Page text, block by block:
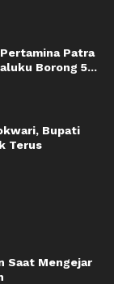
Patra
Borong 5...
Bupati
Terus
Saat Mengejar